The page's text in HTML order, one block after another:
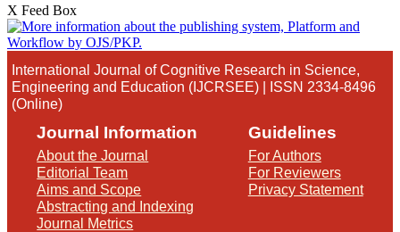
X Feed Box
International Journal of Cognitive Research in Science,
Engineering and Education (IJCRSEE) | ISSN 2334-8496
(Online)
Journal Information
About the Journal
Editorial Team
Aims and Scope
Abstracting and Indexing
Journal Metrics
Guidelines
For Authors
For Reviewers
Privacy Statement